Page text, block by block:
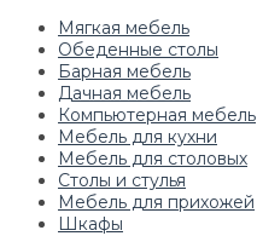
Мягкая мебель
Обеденные столы
Барная мебель
Дачная мебель
Компьютерная мебель
Мебель для кухни
Мебель для столовых
Столы и стулья
Мебель для прихожей
Шкафы